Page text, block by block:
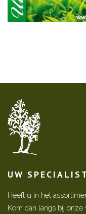
UW
Heeft u in het
Kom dan langs bij